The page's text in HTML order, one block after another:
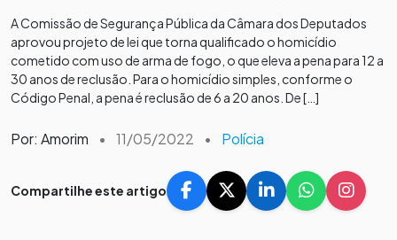
A Comissão de Segurança Pública da Câmara dos Deputados
aprovou projeto de lei que torna qualificado o homicídio
cometido com uso de arma de fogo, o que eleva a pena para 12 a
30 anos de reclusão. Para o homicídio simples, conforme o
Código Penal, a pena é reclusão de 6 a 20 anos. De […]
Por: Amorim • 11/05/2022 • Polícia
Compartilhe este artigo